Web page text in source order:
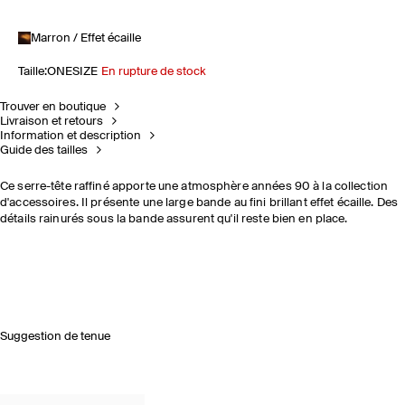
Marron / Effet écaille
Taille:ONESIZE En rupture de stock
Trouver en boutique
Livraison et retours
Information et description
Guide des tailles
Ce serre-tête raffiné apporte une atmosphère années 90 à la collection
d'accessoires. Il présente une large bande au fini brillant effet écaille. Des
détails rainurés sous la bande assurent qu'il reste bien en place.
Suggestion de tenue